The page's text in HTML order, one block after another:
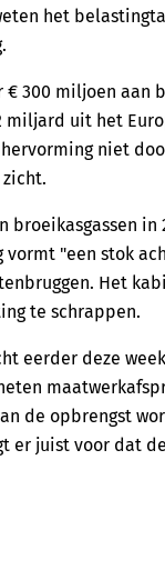
het
300 miljoen aan
miljard uit het
niet
in
vormt "een stok
Het
te schrappen.
eerder deze
de opbrengst
er juist voor dat